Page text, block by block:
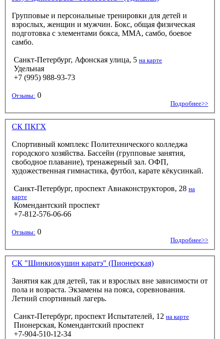
Групповые и персональные тренировки для детей и
взрослых, женщин и мужчин. Бокс, общая физическая
подготовка с элементами бокса, ММА, самбо, боевое
самбо.
Санкт-Петербург, Афонская улица, 5 на карте
Удельная
+7 (995) 988-93-73
Отзывы: 0
Подробнее>>
СК ПКГХ
Спортивный комплекс Политехнического колледжа
городского хозяйства. Бассейн (групповые занятия,
свободное плавание), тренажерный зал. ОФП,
художественная гимнастика, футбол, карате кёкусинкай.
Санкт-Петербург, проспект Авиаконструкторов, 28 на
карте
Комендантский проспект
+7-812-576-06-66
Отзывы: 0
Подробнее>>
СК "Шинкиокушин каратэ" (Пионерская)
Занятия как для детей, так и взрослых вне зависимости от
пола и возраста. Экзамены на пояса, соревнования.
Летний спортивный лагерь.
Санкт-Петербург, проспект Испытателей, 12 на карте
Пионерская, Комендантский проспект
+7-904-510-12-34